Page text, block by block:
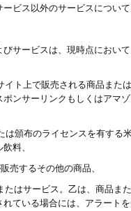
ビス以外のサービスについ
サービスは、現時点におい
ト上で販売される商品ま
ンサーリンクもしくはアマ
頒布のライセンスを有す
料、
売するその他の商品、
はサービス。乙は、商品ま
ている場合には、アラート